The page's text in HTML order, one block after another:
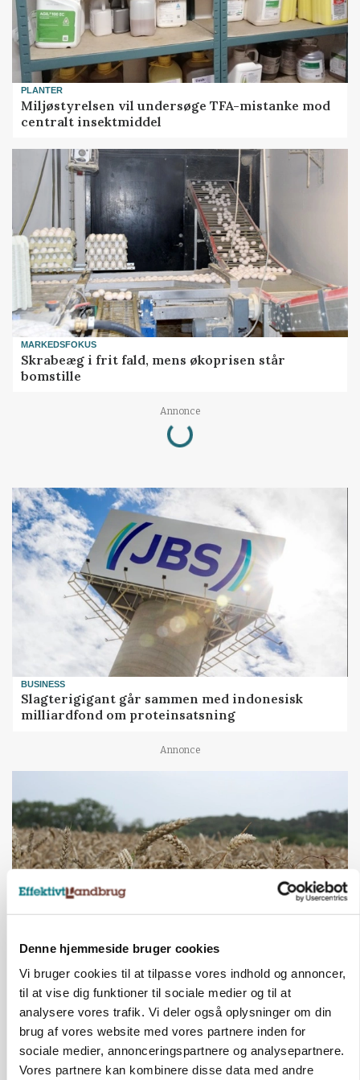
Denne hjemmeside bruger cookies
Vi bruger cookies til at tilpasse vores indhold og annoncer,
til at vise dig funktioner til sociale medier og til at
analysere vores trafik. Vi deler også oplysninger om din
brug af vores website med vores partnere inden for
sociale medier, annonceringspartnere og analysepartnere.
Vores partnere kan kombinere disse data med andre
PLANTER
Miljøstyrelsen vil undersøge TFA-mistanke mod
centralt insektmiddel
MARKEDSFOKUS
Skrabeæg i frit fald, mens økoprisen står
bomstille
Annonce
Loading...
BUSINESS
Slagterigigant går sammen med indonesisk
milliardfond om proteinsatsning
Annonce
MARKED
Hvedeprisen sprang næsten 6 procent
Annonce
MARKED
Tysk industri trodser energipres og kinesisk